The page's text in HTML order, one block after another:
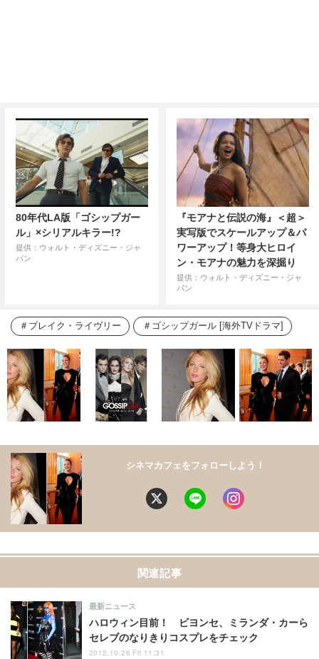
80年代LA版「ゴシップガー
ル」×シリアルキラー!?
提供：ウォルト・ディズニー・ジャ
パン
『モアナと伝説の海』＜超＞
実写版でスケールアップ＆パ
ワーアップ！等身大ヒロイ
ン・モアナの魅力を深掘り
提供：ウォルト・ディズニー・ジャ
パン
ブレイク・ライヴリー ゴシップガール [海外TVドラマ]
シネマカフェをフォローしよう！
関連記事
ハロウィン目前！ ビヨンセ、ミランダ・カーら
セレブのなりきりコスプレをチェック
最新ニュース
2012.10.26 Fri 11:31